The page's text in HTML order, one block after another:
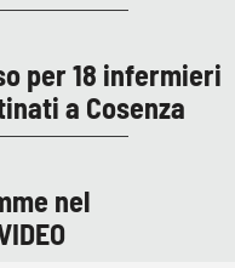
per 18 infermieri
a Cosenza
nel